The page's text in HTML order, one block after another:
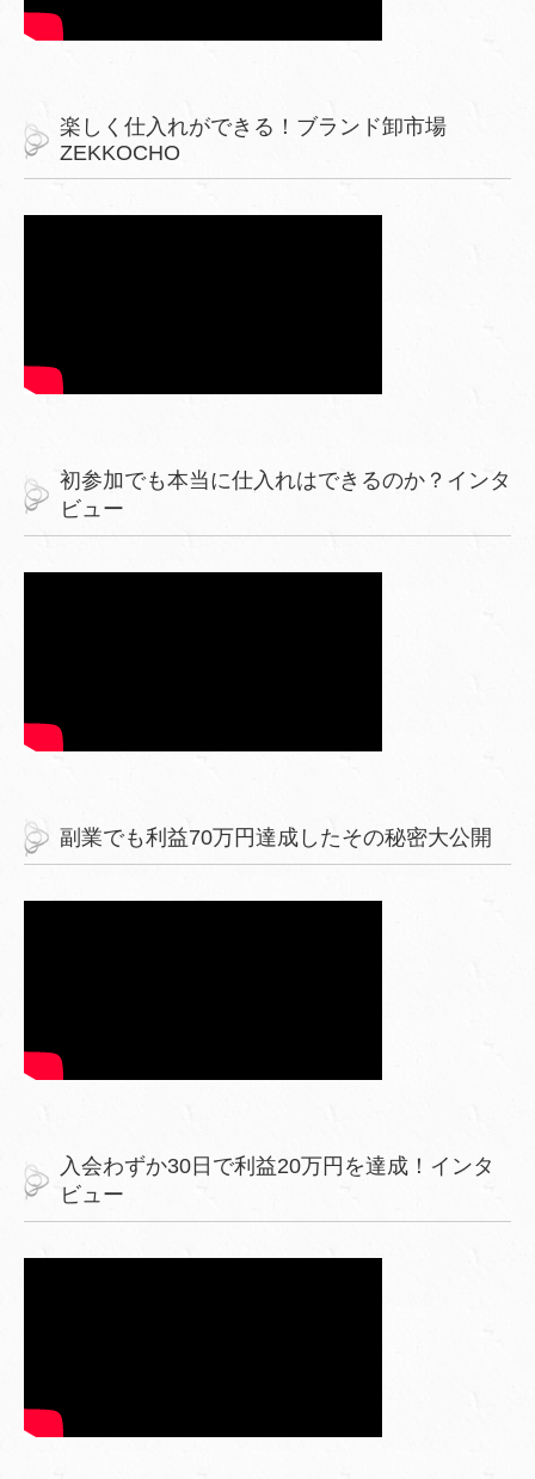
楽しく仕入れができる！ブランド卸市場
ZEKKOCHO
初参加でも本当に仕入れはできるのか？インタ
ビュー
副業でも利益70万円達成したその秘密大公開
入会わずか30日で利益20万円を達成！インタ
ビュー